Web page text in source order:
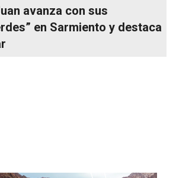
avanza con sus
en Sarmiento y destaca